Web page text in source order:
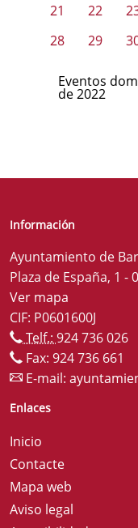
21
22
28
29
Eventos
de 2022
Información
Ayuntamiento de
Plaza de España, 1 -
Ver mapa
CIF: P0601600J
Telf.: 924 736 026
Fax: 924 736 661
E-mail:
Enlaces
Inicio
Contacte
Mapa web
Aviso legal